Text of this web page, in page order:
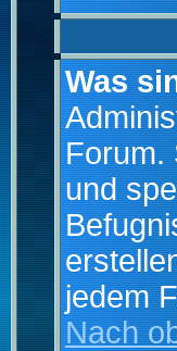
Was
Forum.
und
jedem
Nach